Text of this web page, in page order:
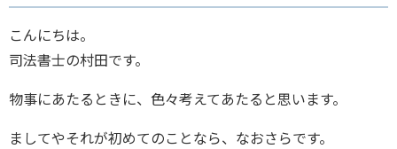
こんにちは。
司法書士の村田です。
物事にあたるときに、色々考えてあたると思います。
ましてやそれが初めてのことなら、なおさらです。